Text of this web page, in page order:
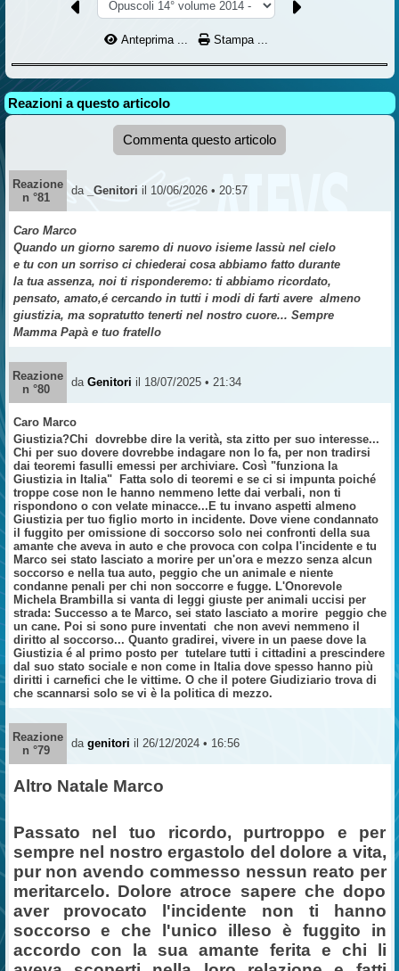
Anteprima ... Stampa ...
Reazioni a questo articolo
Commenta questo articolo
Reazione
n °81
da _Genitori il 10/06/2026 • 20:57
Caro Marco
Quando un giorno saremo di nuovo isieme lassù nel cielo
e tu con un sorriso ci chiederai cosa abbiamo fatto durante
la tua assenza, noi ti risponderemo: ti abbiamo ricordato,
pensato, amato,é cercando in tutti i modi di farti avere almeno
giustizia, ma sopratutto tenerti nel nostro cuore... Sempre
Mamma Papà e tuo fratello
Reazione
n °80
da Genitori il 18/07/2025 • 21:34
Caro Marco
Giustizia?Chi dovrebbe dire la verità, sta zitto per suo interesse...
Chi per suo dovere dovrebbe indagare non lo fa, per non tradirsi
dai teoremi fasulli emessi per archiviare. Così "funziona la
Giustizia in Italia"
Fatta solo di teoremi e se ci si impunta poiché
troppe cose non le hanno nemmeno lette dai verbali, non ti
rispondono o con velate minacce...E tu invano aspetti almeno
Giustizia per tuo figlio morto in incidente. Dove viene condannato
il fuggito per omissione di soccorso solo nei confronti della sua
amante che aveva in auto e che provoca con colpa l'incidente e tu
Marco sei stato lasciato a morire per un'ora e mezzo senza alcun
soccorso e nella tua auto, peggio che un animale e niente
condanne penali per chi non soccorre e fugge. L'Onorevole
Michela Brambilla si vanta di leggi giuste per animali uccisi per
strada: Successo a te Marco, sei stato lasciato a morire peggio che
un cane. Poi si sono pure inventati che non avevi nemmeno il
diritto al soccorso... Quanto gradirei, vivere in un paese dove la
Giustizia é al primo posto per tutelare tutti i cittadini a prescindere
dal suo stato sociale e non come in Italia dove spesso hanno più
diritti i carnefici che le vittime. O che il potere Giudiziario trova di
che scannarsi solo se vi è la politica di mezzo.
Reazione
n °79
da genitori il 26/12/2024 • 16:56
Altro Natale Marco
Passato nel tuo ricordo, purtroppo e per
sempre nel nostro ergastolo del dolore a vita,
pur non avendo commesso nessun reato per
meritarcelo. Dolore atroce sapere che dopo
aver provocato l'incidente non ti hanno
soccorso e che l'unico illeso è fuggito in
accordo con la sua amante ferita e chi li